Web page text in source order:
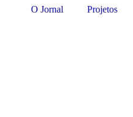
O Jornal Projetos